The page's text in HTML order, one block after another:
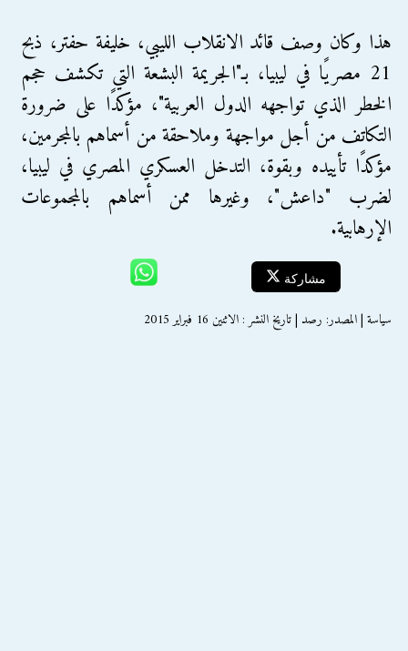
هذا وكان وصف قائد الانقلاب الليبي، خليفة حفتر، ذبح
21 مصريًا في ليبيا، بـ"الجريمة البشعة التي تكشف حجم
الخطر الذي تواجهه الدول العربية"، مؤكدًا على ضرورة
التكاتف من أجل مواجهة وملاحقة من أسماهم بالمجرمين،
مؤكدًا تأييده وبقوة، التدخل العسكري المصري في ليبيا،
لضرب "داعش"، وغيرها ممن أسماهم بالمجموعات
الإرهابية.
مشاركة
سياسة | المصدر: رصد | تاريخ النشر : الاثنين 16 فبراير 2015